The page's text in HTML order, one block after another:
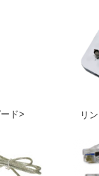
ド>
リ